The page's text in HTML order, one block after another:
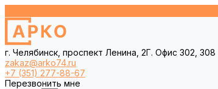
г. Челябинск, проспект Ленина, 2Г. Офис 302, 308
zakaz@arko74.ru
+7 (351) 277-88-67
Перезвонить мне